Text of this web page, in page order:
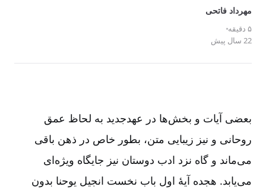
مهرداد فاتحی
۵ دقیقه
22 سال پیش
بعضی آیات و بخش‌ها در عهدجدید به لحاظ عمق
روحانی و نیز زیبایی متن‌، بطور خاص در ذهن باقی
می‌ماند و گاه نزد ادب دوستان نیز جایگاه ویژه‌ای
می‌یابد. هجده آیۀ اول باب نخست انجیل یوحنا بدون